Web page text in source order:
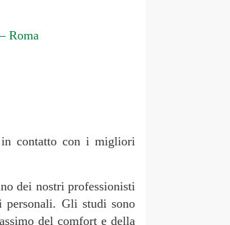
Roma
contatto con i migliori
dei nostri professionisti
personali. Gli studi sono
del comfort e della